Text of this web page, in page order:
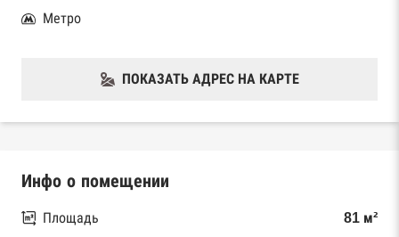
Метро
ПОКАЗАТЬ АДРЕС НА КАРТЕ
Инфо о помещении
Площадь
81 м²